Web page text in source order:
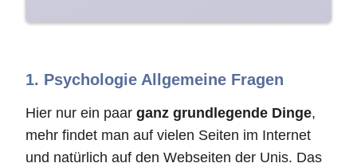
1. Psychologie Allgemeine Fragen
Hier nur ein paar ganz grundlegende Dinge,
mehr findet man auf vielen Seiten im Internet
und natürlich auf den Webseiten der Unis. Das